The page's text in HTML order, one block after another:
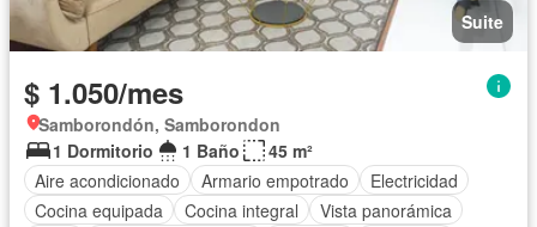
Suite
$ 1.050/mes
Samborondón, Samborondon
1 Dormitorio
1 Baño
45 m²
Aire acondicionado
Armario empotrado
Electricidad
Cocina equipada
Cocina integral
Vista panorámica